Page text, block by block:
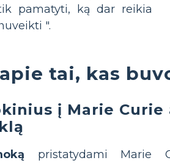
pamatyti, ką dar reikia
".
tai, kas
į Marie Curie
pristatydami Marie